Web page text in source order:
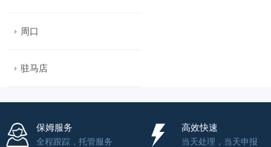
周口
驻马店
保姆服务
全程跟踪，托管服务
高效快速
当天处理，当天申报